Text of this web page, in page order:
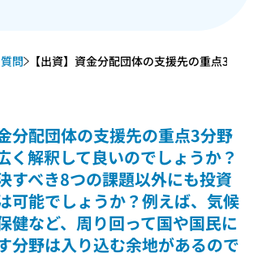
問 【出資】資金分配団体の支援先の重点3分
分配団体の支援先の重点3分野
く解釈して良いのでしょうか？
すべき8つの課題以外にも投資
可能でしょうか？例えば、気候
健など、周り回って国や国民に
分野は入り込む余地があるので